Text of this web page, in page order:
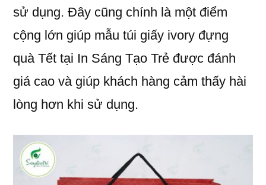
sử dụng. Đây cũng chính là một điểm
cộng lớn giúp mẫu túi giấy ivory đựng
quà Tết tại In Sáng Tạo Trẻ được đánh
giá cao và giúp khách hàng cảm thấy hài
lòng hơn khi sử dụng.